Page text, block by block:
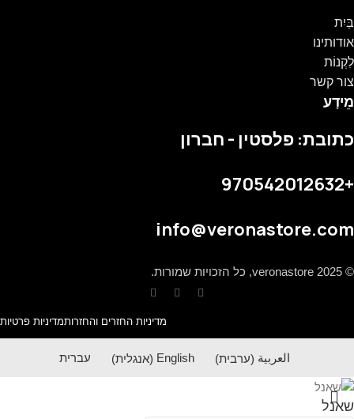
בַּיִת
אודותינו
לִקְנוֹת
צור קשר
מֵידָע
כתובת: פלסטין - חברון
+970542012632
info@veronastore.com
© 2025 veronastore, כל הזכויות שמורות.
מדיניות החזרים והחזרותמדיניות פרטיות
العربية (ערבית)
English
(אנגלית) עברית
שאנל